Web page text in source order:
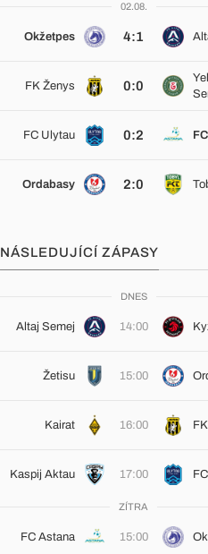
02.08.
Okžetpes 4:1
FK Ženys 0:0
FC Ulytau 0:2
Ordabasy 2:0
NÁSLEDUJÍCÍ ZÁPASY
DNES
Altaj Semej 14:00
Žetisu 15:00
Kairat 16:00
Kaspij Aktau 17:00
ZÍTRA
FC Astana 15:00